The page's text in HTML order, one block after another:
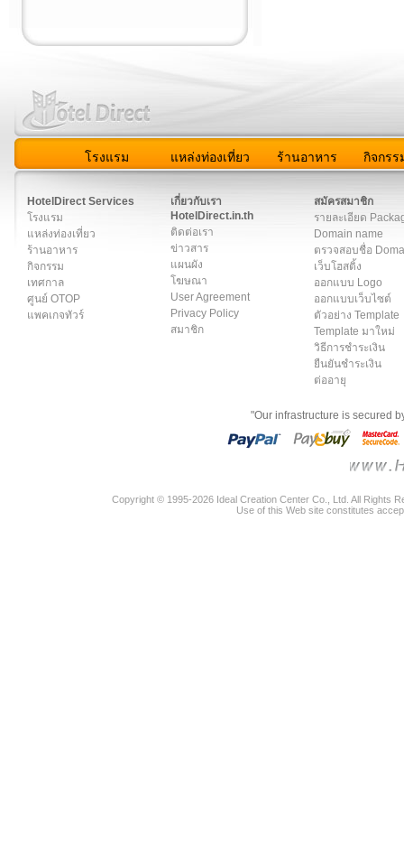
โรงแรม แหล่งท่องเที่ยว ร้านอาหาร กิจกรร
HotelDirect Services
โรงแรม
แหล่งท่องเที่ยว
ร้านอาหาร
กิจกรรม
เทศกาล
ศูนย์ OTOP
แพคเกจทัวร์
เกี่ยวกับเรา
HotelDirect.in.th
ติดต่อเรา
ข่าวสาร
แผนผัง
โฆษณา
User Agreement
Privacy Policy
สมาชิก
สมัครสมาชิก
รายละเอียด
Domain name
ตรวจสอบชื่อ
เว็บโฮสติ้ง
ออกแบบ Logo
ออกแบบเว็บไซต์
ตัวอย่าง Template
Template มาใหม่
วิธีการชำระเงิน
ยืนยันชำระเงิน
ต่ออายุ
"Our infrastructure is secured
Copyright © 1995-2026 Ideal Creation Center Co., Ltd. All Rights
Use of this Web site constitutes